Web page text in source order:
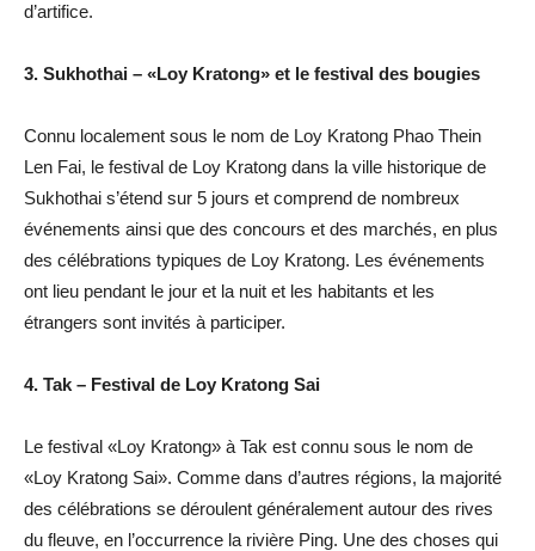
d’artifice.
3. Sukhothai – «Loy Kratong» et le festival des bougies
Connu localement sous le nom de Loy Kratong Phao Thein
Len Fai, le festival de Loy Kratong dans la ville historique de
Sukhothai s’étend sur 5 jours et comprend de nombreux
événements ainsi que des concours et des marchés, en plus
des célébrations typiques de Loy Kratong. Les événements
ont lieu pendant le jour et la nuit et les habitants et les
étrangers sont invités à participer.
4. Tak – Festival de Loy Kratong Sai
Le festival «Loy Kratong» à Tak est connu sous le nom de
«Loy Kratong Sai». Comme dans d’autres régions, la majorité
des célébrations se déroulent généralement autour des rives
du fleuve, en l’occurrence la rivière Ping. Une des choses qui